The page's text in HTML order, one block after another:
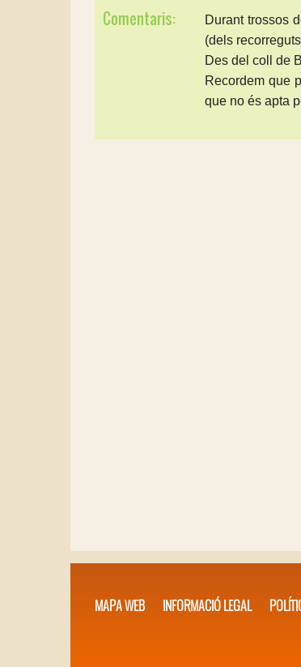
Comentaris:
Durant trossos
(dels
Des del coll de
Recordem que
que no és apta
MAPA WEB INFORMACIÓ LEGAL